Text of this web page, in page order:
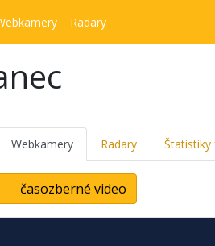
Radary
Webkamery Radary Štatistiky
časozberné video